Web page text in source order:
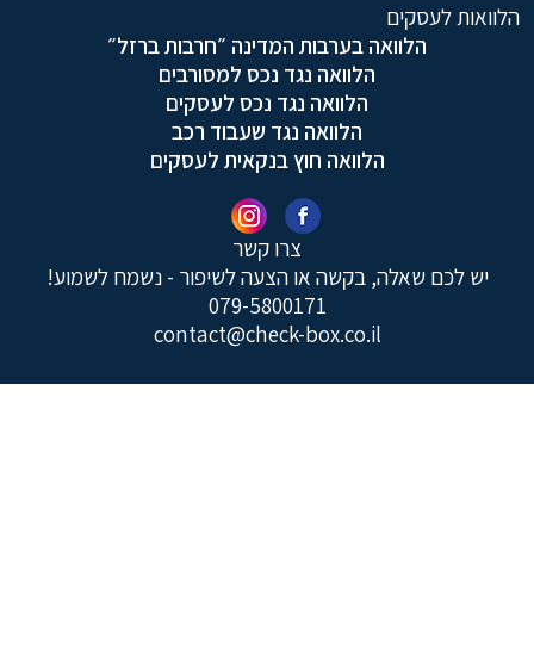
צרו קשר
יש לכם שאלה, בקשה או הצעה לשיפור - נשמח לשמוע!
079-5800171
contact@check-box.co.il
הלוואות לעסקים
הלוואה בערבות המדינה ״חרבות ברזל״
הלוואה נגד נכס למסורבים
הלוואה נגד נכס לעסקים
הלוואה נגד שעבוד רכב
הלוואה חוץ בנקאית לעסקים